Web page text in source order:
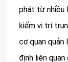
phát từ nhiều
kiếm vị trí
cơ quan quản
định liên